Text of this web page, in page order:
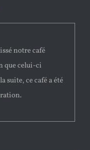
notre café
que celui-ci
suite, ce café a été